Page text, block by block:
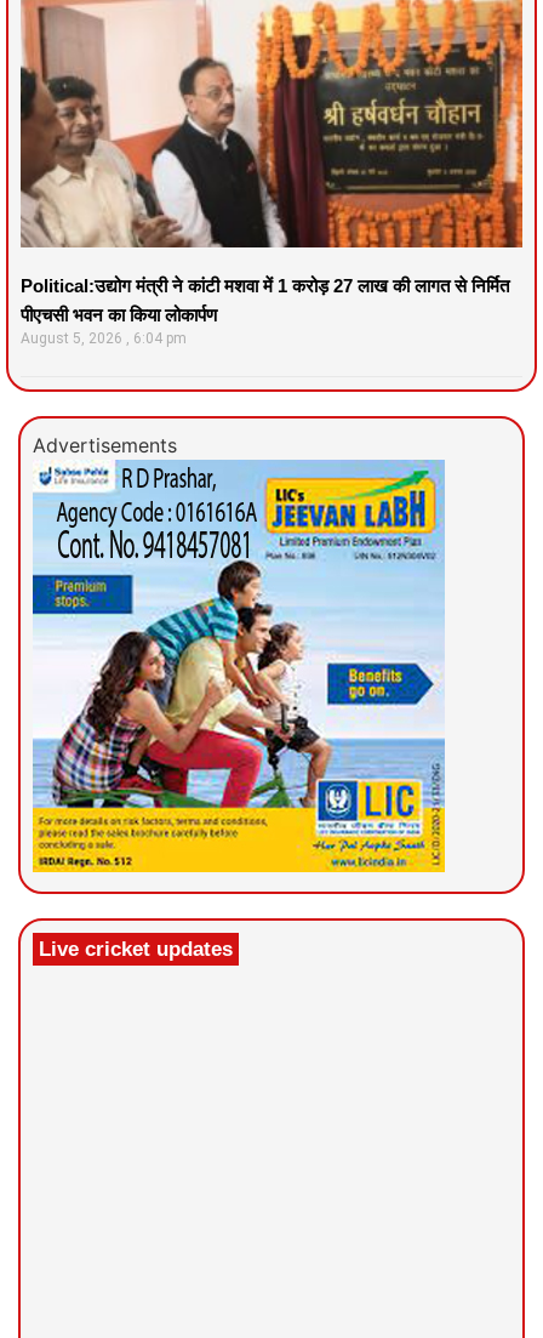
Political:उद्योग मंत्री ने कांटी मशवा में 1 करोड़ 27 लाख की लागत से निर्मित
पीएचसी भवन का किया लोकार्पण
August 5, 2026 6:04 pm
Advertisements
Live cricket updates